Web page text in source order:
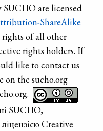
are licensed
ShareAlike
rights of all other
rights holders. If
like to contact us
on the sucho.org
SUCHO,
Creative